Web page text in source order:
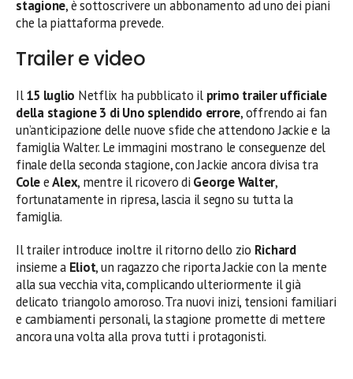
stagione, è sottoscrivere un abbonamento ad uno dei piani
che la piattaforma prevede.
Trailer e video
Il15 luglio Netflix ha pubblicato il primo trailer ufficiale
della stagione 3 di Uno splendido errore, offrendo ai fan
un’anticipazione delle nuove sfide che attendono Jackie e la
famiglia Walter. Le immagini mostrano le conseguenze del
finale della seconda stagione, con Jackie ancora divisa tra
ColeeAlex, mentre il ricovero di George Walter,
fortunatamente in ripresa, lascia il segno su tutta la
famiglia.
Il trailer introduce inoltre il ritorno dello zio Richard
insieme a Eliot, un ragazzo che riporta Jackie con la mente
alla sua vecchia vita, complicando ulteriormente il già
delicato triangolo amoroso. Tra nuovi inizi, tensioni familiari
e cambiamenti personali, la stagione promette di mettere
ancora una volta alla prova tutti i protagonisti.